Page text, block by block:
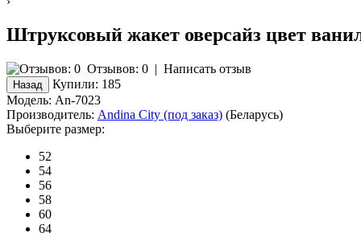
Штруксовый жакет оверсайз цвет
Отзывов: 0 | Написать отзыв
Купили: 185
Модель: An-7023
Производитель: Andina City (под заказ) (Беларусь)
Выберите размер:
52
54
56
58
60
64